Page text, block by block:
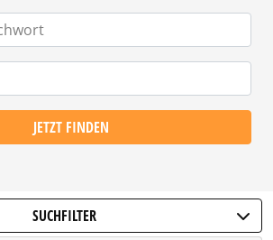
JETZT FINDEN
SUCHFILTER